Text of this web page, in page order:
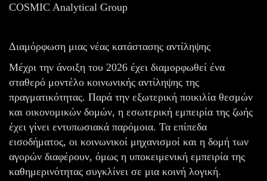
COSMIC Analytical Group
Διαμόρφωση μιας νέας κατάστασης αντίληψης
Μέχρι την άνοιξη του 2026 έχει διαμορφωθεί ένα
σταθερό μοντέλο κοινωνικής αντίληψης της
πραγματικότητας. Παρά την εξωτερική ποικιλία θεσμών
και οικονομικών δομών, η εσωτερική εμπειρία της ζωής
έχει γίνει εντυπωσιακά παρόμοια. Τα επίπεδα
εισοδήματος, οι κοινωνικοί μηχανισμοί και η δομή των
αγορών διαφέρουν, όμως η υποκειμενική εμπειρία της
καθημερινότητας συγκλίνει σε μια κοινή λογική.